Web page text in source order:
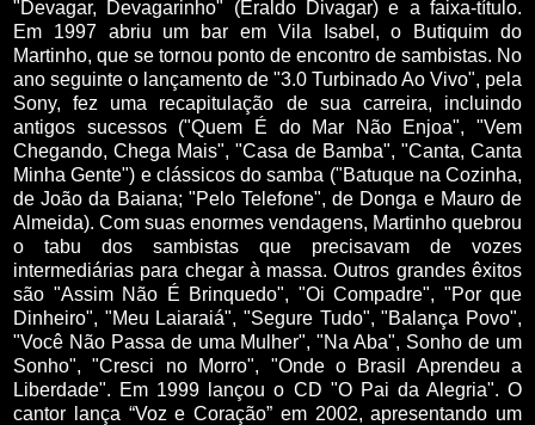
"Devagar, Devagarinho" (Eraldo Divagar) e a faixa-título.
Em 1997 abriu um bar em Vila Isabel, o Butiquim do
Martinho, que se tornou ponto de encontro de sambistas. No
ano seguinte o lançamento de "3.0 Turbinado Ao Vivo", pela
Sony, fez uma recapitulação de sua carreira, incluindo
antigos sucessos ("Quem É do Mar Não Enjoa", "Vem
Chegando, Chega Mais", "Casa de Bamba", "Canta, Canta
Minha Gente") e clássicos do samba ("Batuque na Cozinha,
de João da Baiana; "Pelo Telefone", de Donga e Mauro de
Almeida). Com suas enormes vendagens, Martinho quebrou
o tabu dos sambistas que precisavam de vozes
intermediárias para chegar à massa. Outros grandes êxitos
são "Assim Não É Brinquedo", "Oi Compadre", "Por que
Dinheiro", "Meu Laiaraiá", "Segure Tudo", "Balança Povo",
"Você Não Passa de uma Mulher", "Na Aba", Sonho de um
Sonho", "Cresci no Morro", "Onde o Brasil Aprendeu a
Liberdade". Em 1999 lançou o CD "O Pai da Alegria". O
cantor lança “Voz e Coração” em 2002, apresentando um